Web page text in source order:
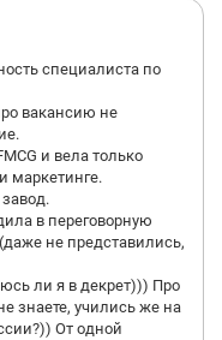
специалиста по
вакансию не
и вела только
маркетинге.
в переговорную
не представились,
ли я в декрет))) Про
знаете, учились же на
От одной